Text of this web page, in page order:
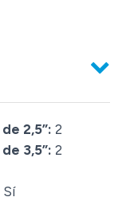
2,5”: 2
3,5”: 2
Sí